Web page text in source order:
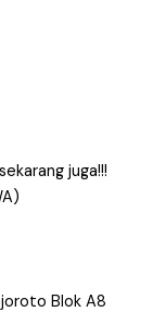
juga!!!
Blok A8